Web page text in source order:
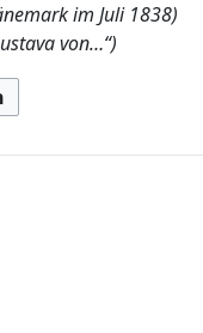
im Juli 1838)
von…“